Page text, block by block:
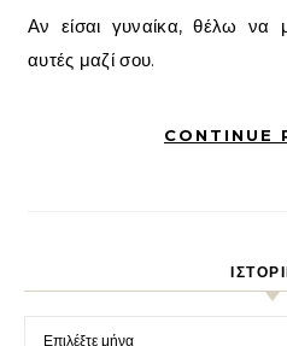
Αν είσαι γυναίκα, θέλω να μοιραστώ τις σκέψεις μου
αυτές μαζί σου.
CONTINUE